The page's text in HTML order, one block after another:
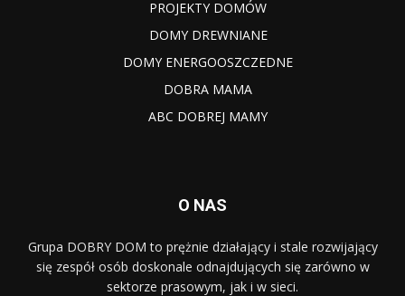
PROJEKTY DOMÓW
DOMY DREWNIANE
DOMY ENERGOOSZCZEDNE
DOBRA MAMA
ABC DOBREJ MAMY
O NAS
Grupa DOBRY DOM to prężnie działający i stale rozwijający
się zespół osób doskonale odnajdujących się zarówno w
sektorze prasowym, jak i w sieci.